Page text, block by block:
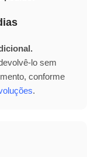
lo sem
conforme
.